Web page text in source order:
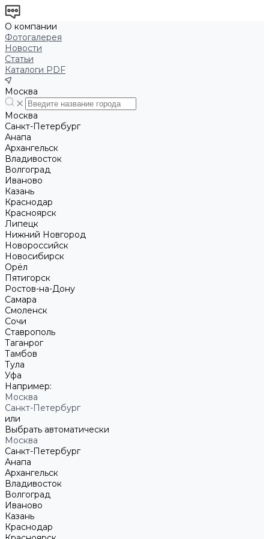
О компании
Фотогалерея
Новости
Статьи
Каталоги PDF
Москва
Москва
Санкт-Петербург
Анапа
Архангельск
Владивосток
Волгоград
Иваново
Казань
Краснодар
Красноярск
Липецк
Нижний Новгород
Новороссийск
Новосибирск
Орёл
Пятигорск
Ростов-на-Дону
Самара
Смоленск
Сочи
Ставрополь
Таганрог
Тамбов
Тула
Уфа
Например:
Москва
Санкт-Петербург
или
Выбрать автоматически
Москва
Санкт-Петербург
Анапа
Архангельск
Владивосток
Волгоград
Иваново
Казань
Краснодар